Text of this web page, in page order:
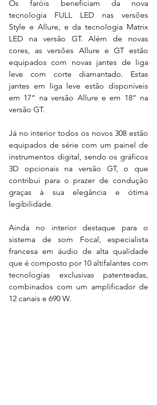
Os faróis beneficiam da nova
tecnologia FULL LED nas versões
Style e Allure, e da tecnologia Matrix
LED na versão GT. Além de novas
cores, as versões Allure e GT estão
equipados com novas jantes de liga
leve com corte diamantado. Estas
jantes em liga leve estão disponíveis
em 17“ na versão Allure e em 18” na
versão GT.
Já no interior todos os novos 308 estão
equipados de série com um painel de
instrumentos digital, sendo os gráficos
3D opcionais na versão GT, o que
contribui para o prazer de condução
graças à sua elegância e ótima
legibilidade.
Ainda no interior destaque para o
sistema de som Focal, especialista
francesa em áudio de alta qualidade
que é composto por 10 altifalantes com
tecnologias exclusivas patenteadas,
combinados com um amplificador de
12 canais e 690 W.